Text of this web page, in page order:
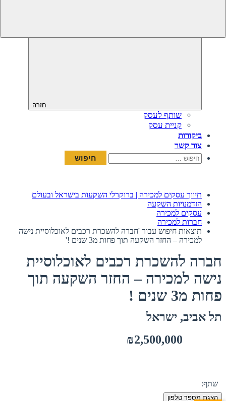
חזרה
שותף לעסק
קניית עסק
ביקורות
צור קשר
חיפוש:
תיווך עסקים למכירה | ברוקרלי השקעות בישראל ובעולם
הזדמנויות השקעה
עסקים למכירה
חברות למכירה
תוצאות חיפוש עבור 'חברה להשכרת רכבים לאוכלוסיית נישה
למכירה – החזר השקעה תוך פחות מ3 שנים !'
חברה להשכרת רכבים לאוכלוסיית
נישה למכירה – החזר השקעה תוך
פחות מ3 שנים !
תל אביב, ישראל
₪2,500,000
שתף:
הצגת מספר טלפון